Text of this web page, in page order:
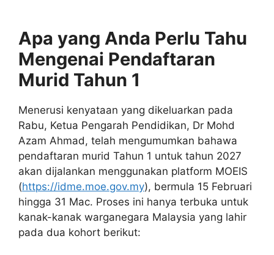
Apa yang Anda Perlu Tahu
Mengenai Pendaftaran
Murid Tahun 1
Menerusi kenyataan yang dikeluarkan pada
Rabu, Ketua Pengarah Pendidikan, Dr Mohd
Azam Ahmad, telah mengumumkan bahawa
pendaftaran murid Tahun 1 untuk tahun 2027
akan dijalankan menggunakan platform MOEIS
(https://idme.moe.gov.my), bermula 15 Februari
hingga 31 Mac. Proses ini hanya terbuka untuk
kanak-kanak warganegara Malaysia yang lahir
pada dua kohort berikut: